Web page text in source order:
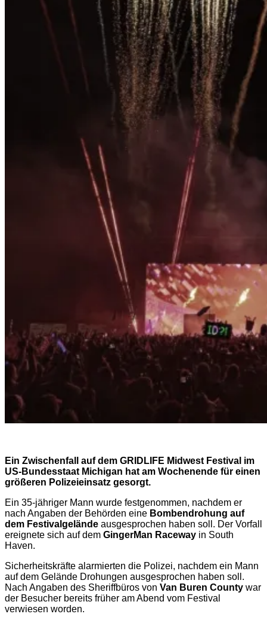
Ein Zwischenfall auf dem GRIDLIFE Midwest Festival im
US-Bundesstaat Michigan hat am Wochenende für einen
größeren Polizeieinsatz gesorgt.
Ein 35-jähriger Mann wurde festgenommen, nachdem er
nach Angaben der Behörden eine Bombendrohung auf
dem Festivalgelände ausgesprochen haben soll. Der Vorfall
ereignete sich auf dem GingerMan Raceway in South
Haven.
Sicherheitskräfte alarmierten die Polizei, nachdem ein Mann
auf dem Gelände Drohungen ausgesprochen haben soll.
Nach Angaben des Sheriffbüros von Van Buren County war
der Besucher bereits früher am Abend vom Festival
verwiesen worden.